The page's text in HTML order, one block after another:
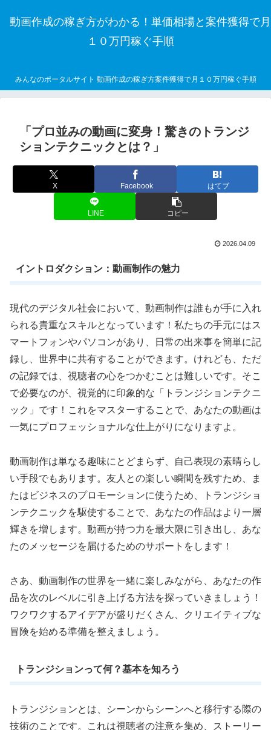
動画作成の稼ぎ方がわかる！単価相場と案件獲得で月
１０万円稼ぐ手順
みんなのポータルサイト 動画作成の稼ぎ方案件獲得で月１０万円稼ぐ手順
「プロ並みの動画に変身！驚きのトランジ
ションテクニックとは？」
X Facebook はてブ
LINE コピー
2026.04.09
イントロダクション：動画制作の魅力
現代のデジタル社会において、動画制作は誰もが手に入れ
られる貴重なスキルとなっています！私たちの手元にはス
マートフォンやパソコンがあり、日常の出来事を簡単に記
録し、世界中に共有することができます。けれども、ただ
の記録では、視聴者の心をつかむことは難しいです。そこ
で必要なのが、視覚的に印象的な「トランジションテクニ
ック」です！これをマスターすることで、あなたの動画は
一気にプロフェッショナルな仕上がりになりますよ。
動画制作は単なる趣味にとどまらず、自己表現の素晴らし
い手段でもあります。友人との楽しい瞬間を残すため、ま
たはビジネスのプロモーションに使うため、トランジショ
ンテクニックを駆使することで、あなたの作品はより一層
輝きを増します。動画が持つ力を最大限に引き出し、あな
たのメッセージを届けるためのサポートをします！
さあ、動画制作の世界を一緒に楽しみながら、あなたの作
品を次のレベルに引き上げる方法を探っていきましょう！
ワクワクするアイデアが盛りだくさん、クリエイティブな
冒険を始める準備を整えましょう。
トランジションって何？基本を知ろう
トランジションとは、シーンからシーンへと移行する際の
技術のことです。これは視聴者の注意を集め、ストーリー